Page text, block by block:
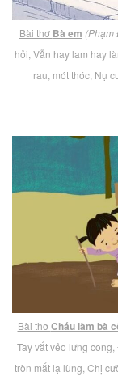
Bài thơ Bà em (Phạm
hỏi, Vẫn hay lam hay
rau, mót thóc, Nụ
Bài thơCháu làm bà
Tay vắt vẻo lưng
tròn mắt lạ lùng, Chị